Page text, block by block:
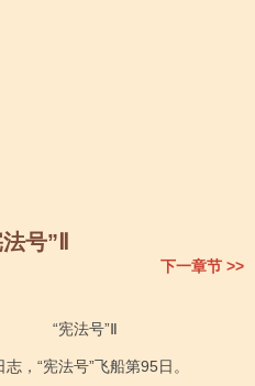
号”Ⅱ
下一章节 >>
”Ⅱ
“宪法号”飞船第95日。